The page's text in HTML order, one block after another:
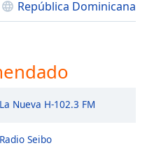
República Dominicana
La Nueva H-102.3 FM
Radio Seibo